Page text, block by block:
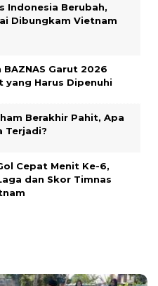
Indonesia Berubah,
Dibungkam Vietnam
Garut 2026
yang Harus Dipenuhi
Berakhir Pahit, Apa
Terjadi?
Cepat Menit Ke-6,
dan Skor Timnas